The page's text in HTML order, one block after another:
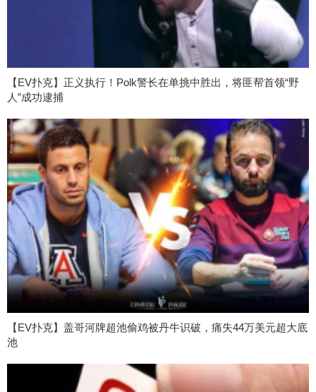
【EV扑克】正义执行！Polk警长在单挑中胜出，将匪帮首领“野
人”成功逮捕
【EV扑克】盖哥河牌超池偷鸡被丹牛识破，痛失44万美元超大底
池